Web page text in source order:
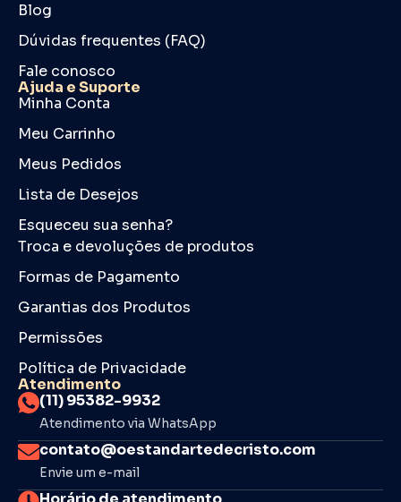
Blog
Dúvidas frequentes (FAQ)
Fale conosco
Ajuda e Suporte
Minha Conta
Meu Carrinho
Meus Pedidos
Lista de Desejos
Esqueceu sua senha?
Troca e devoluções de produtos
Formas de Pagamento
Garantias dos Produtos
Permissões
Política de Privacidade
Atendimento
(11) 95382-9932
Atendimento via WhatsApp
contato@oestandartedecristo.com
Envie um e-mail